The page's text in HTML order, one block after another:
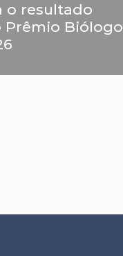
o resultado
Biólogo